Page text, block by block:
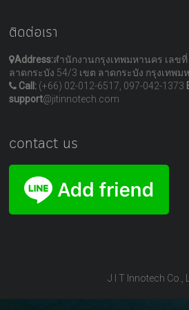
ติดต่อเรา
Address:สำนักงานกรุงเทพมหานคร เลข
ลาดกระบัง 54/3 เขต ลาดกระบัง กรุงเทพม
Call: (+66) 02-012-6517, 097-042-1373
support@jitinnotech.com
contact us
J I T Innotech Co.,